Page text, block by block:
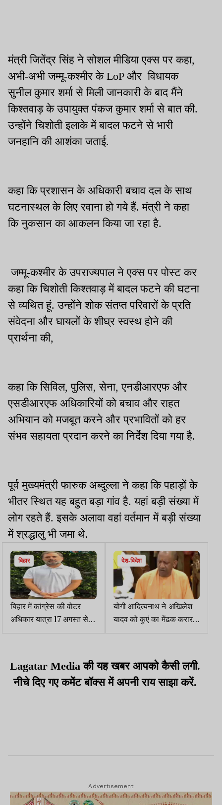
मंत्री जितेंद्र सिंह ने सोशल मीडिया एक्स पर कहा,
अभी-अभी जम्मू-कश्मीर के LoP और विधायक
सुनील कुमार शर्मा से मिली जानकारी के बाद मैंने
किश्तवाड़ के उपायुक्त पंकज कुमार शर्मा से बात की.
उन्होंने चिशोती इलाके में बादल फटने से भारी
जनहानि की आशंका जताई.
कहा कि प्रशासन के अधिकारी बचाव दल के साथ
घटनास्थल के लिए रवाना हो गये हैं. मंत्री ने कहा
कि नुकसान का आकलन किया जा रहा है.
जम्मू-कश्मीर के उपराज्यपाल ने एक्स पर पोस्ट कर
कहा कि चिशोती किश्तवाड़ में बादल फटने की घटना
से व्यथित हूं. उन्होंने शोक संतप्त परिवारों के प्रति
संवेदना और घायलों के शीघ्र स्वस्थ होने की
प्रार्थना की,
कहा कि सिविल, पुलिस, सेना, एनडीआरएफ और
एसडीआरएफ अधिकारियों को बचाव और राहत
अभियान को मजबूत करने और प्रभावितों को हर
संभव सहायता प्रदान करने का निर्देश दिया गया है.
पूर्व मुख्यमंत्री फारुक अब्दुल्ला ने कहा कि पहाड़ों के
भीतर स्थित यह बहुत बड़ा गांव है. यहां बड़ी संख्या में
लोग रहते हैं. इसके अलावा वहां वर्तमान में बड़ी संख्या
में श्रद्धालु भी जमा थे.
बिहार
बिहार में कांग्रेस की वोटर
अधिकार यात्रा 17 अगस्त से,
राहुल गांधी ने एक्स पर पोस्ट
देश-विदेश
योगी आदित्यनाथ ने अखिलेश
यादव को कुएं का मेंढक करार
दिया, PDA को बताया परिवार
Lagatar Media की यह खबर आपको कैसी लगी.
नीचे दिए गए कमेंट बॉक्स में अपनी राय साझा करें.
Advertisement